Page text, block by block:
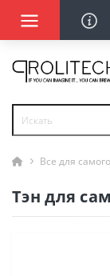
Все для
Тэн для